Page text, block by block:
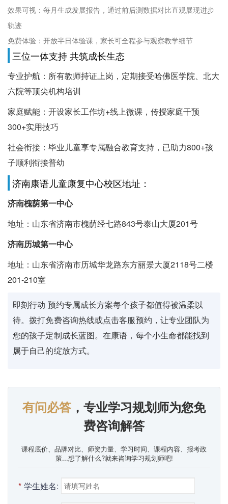
效果可视：每月生成发展报告，通过前后测数据对比直观展现进步
轨迹
免费体验：开放半日体验课，家长可全程参与观察教学细节
三位一体支持 共筑成长生态
专业护航：所有教师持证上岗，定期接受哈佛医学院、北大
六院等顶尖机构培训
家庭赋能：开设家长工作坊+线上微课，传授家庭干预
300+实用技巧
社会衔接：毕业儿童享专属融合教育支持，已助力800+孩
子顺利衔接普幼
济南康语儿童康复中心校区地址：
济南槐荫第一中心
地址：山东省济南市槐荫经七路843号泰山大厦201号
济南历城第一中心
地址：山东省济南市历城华龙路东方丽景大厦2118号二楼
201-210室
即刻行动 预约专属成长方案每个孩子都值得被温柔以
待。拨打免费咨询热线或点击客服预约，让专业团队为
您的孩子定制成长蓝图。在康语，每个小生命都能找到
属于自己的绽放方式。
有问必答，专业学习规划师为您免
费咨询解答
课程底价、品牌对比、师资力量、学习时间、课程内容、报考政
策...想了解什么?就来咨询学习规划师吧!
* 学生姓名: